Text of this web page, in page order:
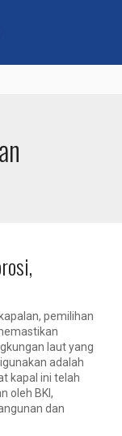
pemilihan
laut yang
adalah
kapal ini telah
oleh BKI,
dan